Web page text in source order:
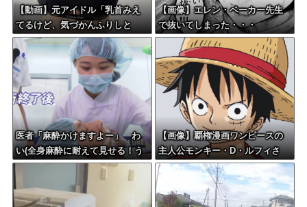
【動画】元アイドル「乳首みえ
てるけど、気づかんふりしと
こ」
【画像】エレン・ベーカー先生
で抜いてしまった・・・
医者「麻酔かけますよー」 わ
い(全身麻酔に耐えて見せる！う
おおおおおお！！！！)
【画像】覇権漫画ワンピースの
主人公モンキー・D・ルフィさ
ん、変わり果てた姿で発見され